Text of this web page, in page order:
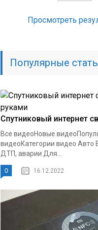
Просмотреть
Популярные
Спутниковый интернет
Все видеоНовые
видеоКатегории видео Авто
ДТП, аварии Для...
0 16.12.2022